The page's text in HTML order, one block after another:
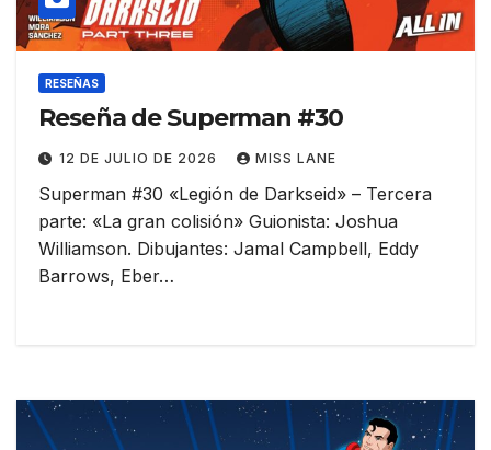
RESEÑAS
Reseña de Superman #30
12 DE JULIO DE 2026 MISS LANE
Superman #30 «Legión de Darkseid» – Tercera
parte: «La gran colisión» Guionista: Joshua
Williamson. Dibujantes: Jamal Campbell, Eddy
Barrows, Eber…